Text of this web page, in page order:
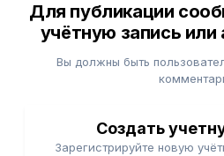
Для публикации
учётную запись или
Вы должны быть
Создать
Зарегистрируйте новую